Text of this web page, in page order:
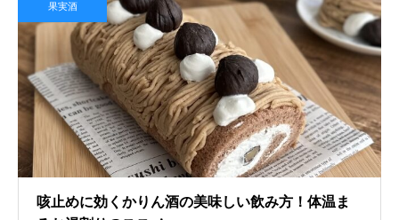
果実酒
咳止めに効くかりん酒の美味しい飲み方！体温ま